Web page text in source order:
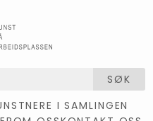
SØK
I SAMLINGEN